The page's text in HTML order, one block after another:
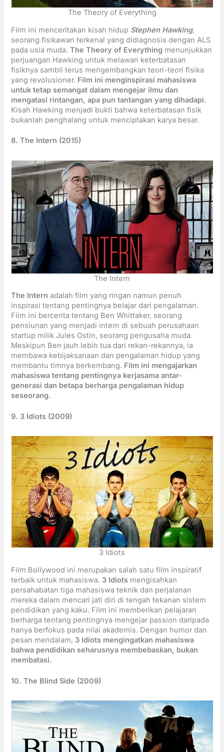
The Theory of Everything
Film ini menceritakan kisah hidup Stephen Hawking,
seorang fisikawan terkenal yang didiagnosis dengan ALS
pada usia muda.The Theory of Everything menunjukkan
perjuangan Hawking untuk melawan keterbatasan
fisiknya sambil terus mengembangkan teori-teori fisika
yang revolusioner. Film ini menginspirasi mahasiswa
untuk tetap semangat dalam mengejar ilmu dan
mengatasi rintangan, apa pun tantangan yang dihadapi.
Kisah Hawking menjadi bukti bahwa keterbatasan fisik
bukanlah penghalang untuk menciptakan karya besar.
8. The Intern (2015)
The Intern
The Intern adalah film yang ringan namun penuh
inspirasi tentang pentingnya belajar dari pengalaman.
Film ini bercerita tentang Ben Whittaker, seorang
pensiunan yang menjadi intern di sebuah perusahaan
startup milik Jules Ostin, seorang pengusaha muda.
Meskipun Ben jauh lebih tua dari rekan-rekannya, ia
membawa kebijaksanaan dan pengalaman hidup yang
membantu timnya berkembang. Film ini mengajarkan
mahasiswa tentang pentingnya kerjasama antar-
generasi dan betapa berharga pengalaman hidup
seseorang.
9. 3 Idiots (2009)
3 Idiots
Film Bollywood ini merupakan salah satu film inspiratif
terbaik untuk mahasiswa. 3 Idiots mengisahkan
persahabatan tiga mahasiswa teknik dan perjalanan
mereka dalam mencari jati diri di tengah tekanan sistem
pendidikan yang kaku. Film ini memberikan pelajaran
berharga tentang pentingnya mengejar passion daripada
hanya berfokus pada nilai akademis. Dengan humor dan
pesan mendalam, 3 Idiots mengingatkan mahasiswa
bahwa pendidikan seharusnya membebaskan, bukan
membatasi.
10. The Blind Side (2009)